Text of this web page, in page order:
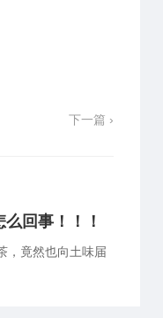
下一篇 ›
回事！！！
，竟然也向土味届